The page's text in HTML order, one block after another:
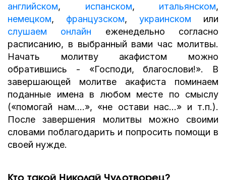
английском, испанском, итальянском,
немецком, французском, украинском или
слушаем онлайн еженедельно согласно
расписанию, в выбранный вами час молитвы.
Начать молитву акафистом можно
обратившись - «Господи, благослови!». В
завершающей молитве акафиста поминаем
поданные имена в любом месте по смыслу
(«помогай нам….», «не остави нас…» и т.п.).
После завершения молитвы можно своими
словами поблагодарить и попросить помощи в
своей нужде.
Кто такой Николай Чудотворец?